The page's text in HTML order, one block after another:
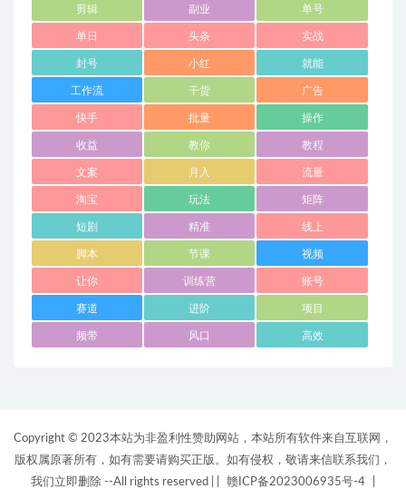
剪辑 副业 单号
单日 头条 实战
封号 小红 就能
工作流 干货 广告
快手 批量 操作
收益 教你 教程
文案 月入 流量
淘宝 玩法 矩阵
短剧 精准 线上
脚本 节课 视频
让你 训练营 账号
赛道 进阶 项目
频带 风口 高效
Copyright © 2023本站为非盈利性赞助网站，本站所有软件来自互联网，
版权属原著所有，如有需要请购买正版。如有侵权，敬请来信联系我们，
我们立即删除 --All rights reserved |
赣ICP备2023006935号-4